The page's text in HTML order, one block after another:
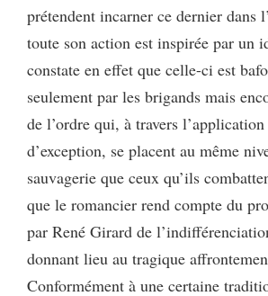
prétendent incarner ce dernier dans
toute son action est inspirée par un
constate en effet que celle-ci est
seulement par les brigands mais
de l’ordre qui, à travers
d’exception, se placent au même
sauvagerie que ceux qu’ils
que le romancier rend compte du
par René Girard de
donnant lieu au tragique
Conformément à une certaine